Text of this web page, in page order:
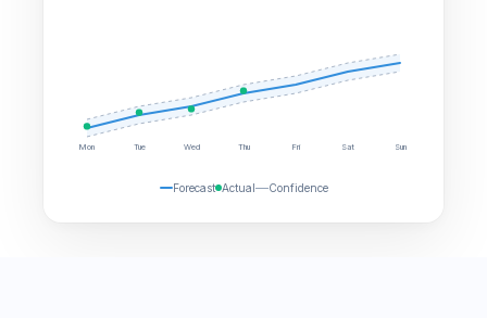
Mon Tue Wed Thu Fri Sat Sun
Forecast Actual Confidence